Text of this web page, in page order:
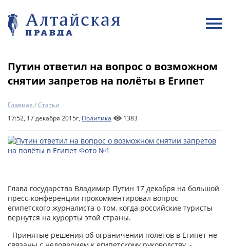
Путин ответил на вопрос о возможном
снятии запретов на полёты в Египет
Главная /Статьи
17:52, 17 декабря 2015г, Политика 1383
Глава государства Владимир Путин 17 декабря на большой
пресс-конференции прокомментировал вопрос
египетского журналиста о том, когда российские туристы
вернутся на курорты этой страны.
- Принятые решения об ограничении полётов в Египет не